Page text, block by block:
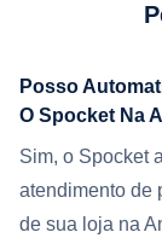
Posso
O Spocket Na
Sim, o Spocket
atendimento de
de sua loja na